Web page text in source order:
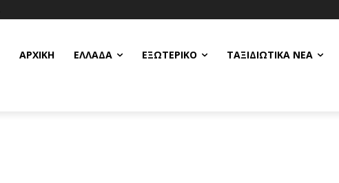
ΑΡΧΙΚΗ ΕΛΛΆΔΑ ΕΞΩΤΕΡΙΚΌ ΤΑΞΙΔΙΩΤΙΚΆ ΝΈΑ